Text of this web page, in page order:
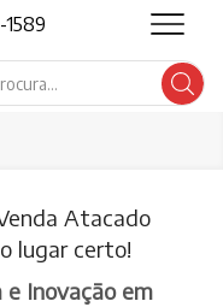
1589
Atacado
lugar certo!
e Inovação em